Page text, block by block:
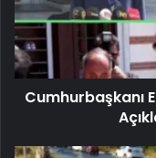
Cumhurbaşkanı